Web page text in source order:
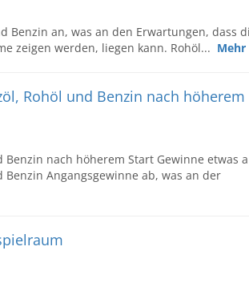
Benzin an, was an den Erwartungen, dass
zeigen werden, liegen kann. Rohöl... Mehr
Rohöl und Benzin nach höherem
nach höherem Start Gewinne etwas
Angangsgewinne ab, was an der